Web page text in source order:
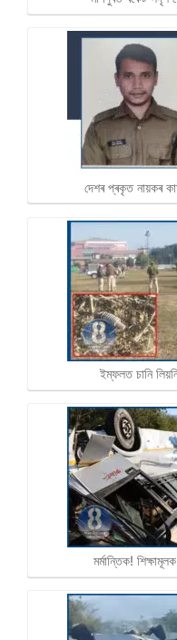
দেশৰ প্ৰকৃত নায়কৰ
ইম্ফলত চানি
মৰ্মান্তিক!